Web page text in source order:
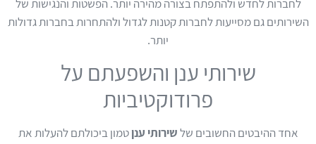
לחברות לחדש ולהתפתח בצורה מהירה יותר. הפשטות והנגישות של
השירותים גם מסייעות לחברות קטנות לגדול ולהתחרות בחברות גדולות
יותר.
שירותי ענן והשפעתם על
פרודוקטיביות
אחד ההיבטים החשובים שלשירותי ענןטמון ביכולתם להעלות את